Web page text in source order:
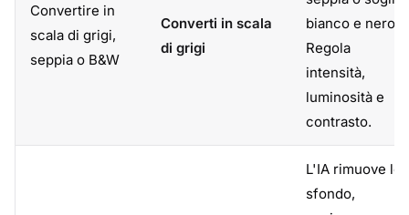
Convertire in
scala di grigi,
seppia o B&W
Converti in scala
di grigi
bianco e nero.
Regola
intensità,
luminosità e
contrasto.
L'IA rimuove lo
sfondo,